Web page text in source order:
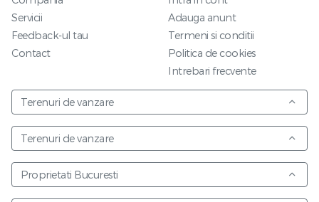
Servicii
Feedback-ul tau
Contact
Adauga anunt
Termeni si conditii
Politica de cookies
Intrebari frecvente
Terenuri de vanzare
Terenuri de vanzare
Proprietati Bucuresti